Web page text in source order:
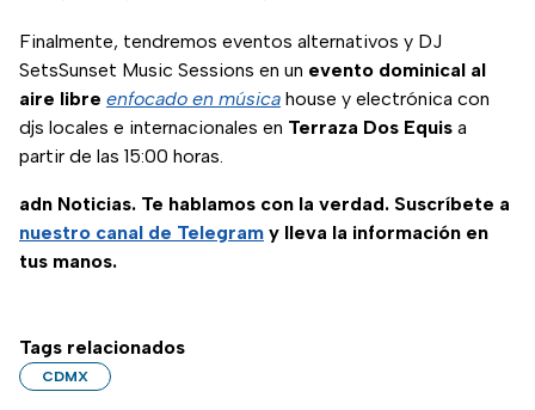
Finalmente, tendremos eventos alternativos y DJ
SetsSunset Music Sessions en un evento dominical al
aire libre enfocado en música house y electrónica con
djs locales e internacionales en Terraza Dos Equis a
partir de las 15:00 horas.
adn Noticias. Te hablamos con la verdad. Suscríbete a
nuestro canal de Telegram y lleva la información en
tus manos.
Tags relacionados
CDMX